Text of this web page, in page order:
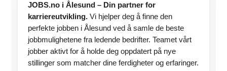
JOBS.no i Ålesund – Din partner for
karriereutvikling. Vi hjelper deg å finne den
perfekte jobben i Ålesund ved å samle de beste
jobbmulighetene fra ledende bedrifter. Teamet vårt
jobber aktivt for å holde deg oppdatert på nye
stillinger som matcher dine ferdigheter og erfaringer.